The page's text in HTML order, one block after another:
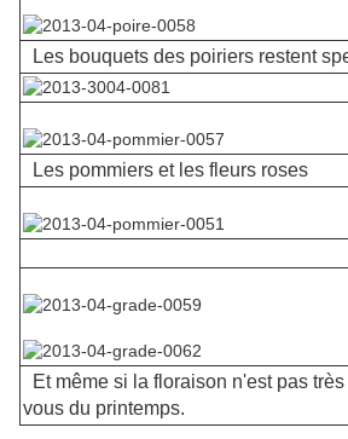
Les bouquets des poiriers restent
Les pommiers et les fleurs roses
Et même si la floraison n'est pas
vous du printemps.